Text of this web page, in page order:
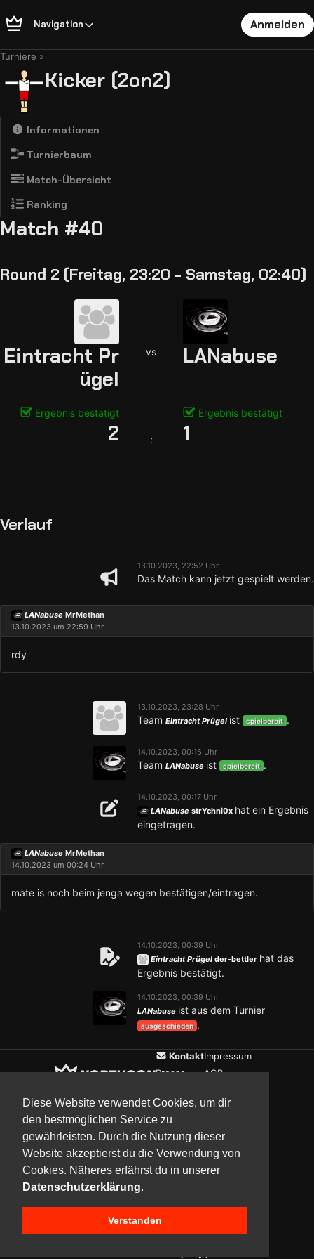
Diese Website verwendet Cookies, um dir
den bestmöglichen Service zu
gewährleisten. Durch die Nutzung dieser
Website akzeptierst du die Verwendung von
Cookies. Näheres erfährst du in unserer
Datenschutzerklärung.
Verstanden
Navigation Anmelden
Turniere
Kicker (2on2)
Informationen
Turnierbaum
Match-Übersicht
Ranking
Match #40
Round 2 (Freitag, 23:20 - Samstag, 02:40)
Eintracht Pr
ügel
vs LANabuse
Ergebnis bestätigt Ergebnis bestätigt
2 : 1
Verlauf
13.10.2023, 22:52 Uhr
Das Match kann jetzt gespielt werden.
LANabuse MrMethan
13.10.2023 um 22:59 Uhr
rdy
13.10.2023, 23:28 Uhr
Team Eintracht Prügel ist spielbereit .
14.10.2023, 00:16 Uhr
Team LANabuse ist spielbereit .
14.10.2023, 00:17 Uhr
LANabuse strYchni0x hat ein Ergebnis
eingetragen.
LANabuse MrMethan
14.10.2023 um 00:24 Uhr
mate is noch beim jenga wegen bestätigen/eintragen.
14.10.2023, 00:39 Uhr
Eintracht Prügel der-bettler hat das
Ergebnis bestätigt.
14.10.2023, 00:39 Uhr
LANabuse ist aus dem Turnier
ausgeschieden .
Kontakt
Presse
Impressum
AGB
UpdatesCommunityMedia